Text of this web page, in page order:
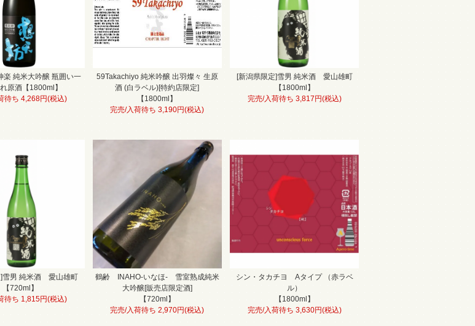
純米大吟醸 瓶囲い一
原酒【1800ml】
待ち 4,268円(税込)
59Takachiyo 純米吟醸 出羽燦々 生原
酒 (白ラベル)[特約店限定]
【1800ml】
完売/入荷待ち 3,190円(税込)
[新潟県限定]雪男 純米酒 愛山雄町
【1800ml】
完売/入荷待ち 3,817円(税込)
]雪男 純米酒 愛山雄町
【720ml】
待ち 1,815円(税込)
鶴齢 INAHO-いなほ- 雪室熟成純米
大吟醸[販売店限定酒]
【720ml】
完売/入荷待ち 2,970円(税込)
シン・タカチヨ Aタイプ （赤ラベ
ル）
【1800ml】
完売/入荷待ち 3,630円(税込)